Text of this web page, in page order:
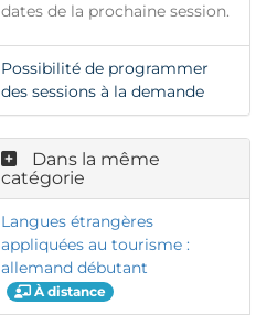
dates de la prochaine session.
Possibilité de programmer
des sessions à la demande
Dans la même
catégorie
Langues étrangères
appliquées au tourisme :
allemand débutant
À distance